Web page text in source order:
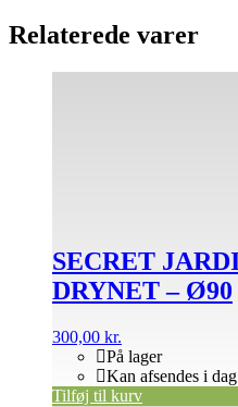
Relaterede varer
SECRET
DRYNET – Ø90
300,00 kr.
På lager
Kan afsendes i dag
Tilføj til kurv